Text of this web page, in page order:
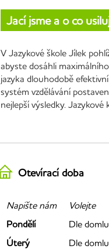
Jací jsme a o co
V Jazykové škole Jílek
abyste dosáhli
jazyka dlouhodobě
systém vzdělávání
nejlepší výsledky.
Otevírací doba
Napište nám
Volejte
Pondělí
Dle
Úterý
Dle